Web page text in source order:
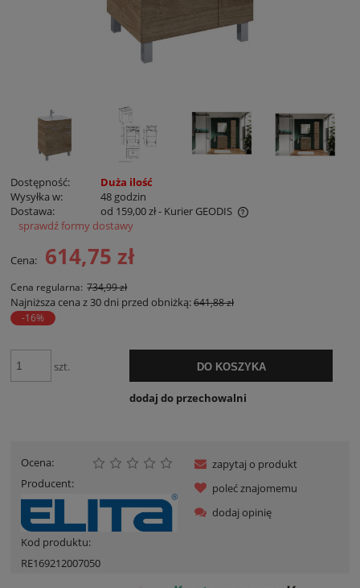
Dostępność:
Duża ilość
Wysyłka w:
48 godzin
Dostawa:
od 159,00 zł- Kurier GEODIS
Cena nie zawiera ewentualnych kosztów płatności
sprawdź formy dostawy
Cena: 614,75 zł
Cena regularna: 734,99 zł
Najniższa cena z 30 dni przed obniżką:641,88 zł
-16%
szt. DO KOSZYKA
dodaj do przechowalni
Ocena:
Producent:
Kod produktu:
RE169212007050
zapytaj o produkt
poleć znajomemu
dodaj opinię